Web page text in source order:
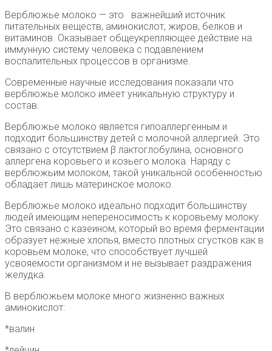
Верблюжье молоко — это⠀важнейший источник
питательных веществ, аминокислот, жиров, белков и
витаминов. Оказывает общеукрепляющее действие на
иммунную систему человека с подавлением
воспалительных процессов в организме.
Современные научные исследования показали что
верблюжье молоко имеет уникальную структуру и
состав.
Верблюжье молоко является гипоаллергенным и
подходит большинству детей с молочной аллергией. Это
связано с отсутствием β лактоглобулина, основного
аллергена коровьего и козьего молока. Наряду с
верблюжьим молоком, такой уникальной особенностью
обладает лишь материнское молоко.
Верблюжье молоко идеально подходит большинству
людей имеющим непереносимость к коровьему молоку.
Это связано с казеином, который во время ферментации
образует нежные хлопья, вместо плотных сгустков как в
коровьем молоке, что способствует лучшей
усвояемости организмом и не вызывает раздражения
желудка.
В верблюжьем молоке много жизненно важных
аминокислот:
*валин